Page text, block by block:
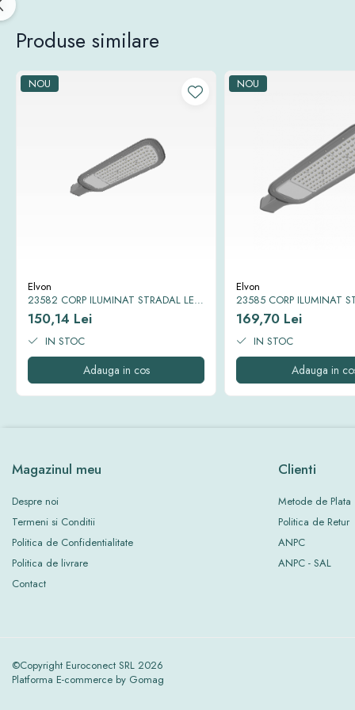
Produse similare
NOU
Elvon
23582 CORP ILUMINAT STRADAL LED
SMD EQUINOX II 6500K IP65 30W
150,14 Lei
IN STOC
Adauga in cos
NOU
Elvon
23585 CORP ILUMINAT
SMD EQUINOX II 6500K
169,70 Lei
IN STOC
Adauga in
Magazinul meu
Despre noi
Termeni si Conditii
Politica de Confidentialitate
Politica de livrare
Contact
Clienti
Metode de Plata
Politica de Retur
ANPC
ANPC - SAL
©Copyright Euroconect SRL 2026
Platforma E-commerce by Gomag